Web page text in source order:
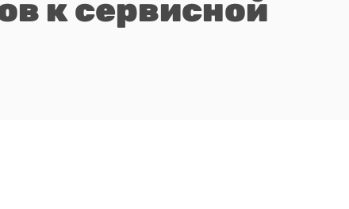
к сервисной